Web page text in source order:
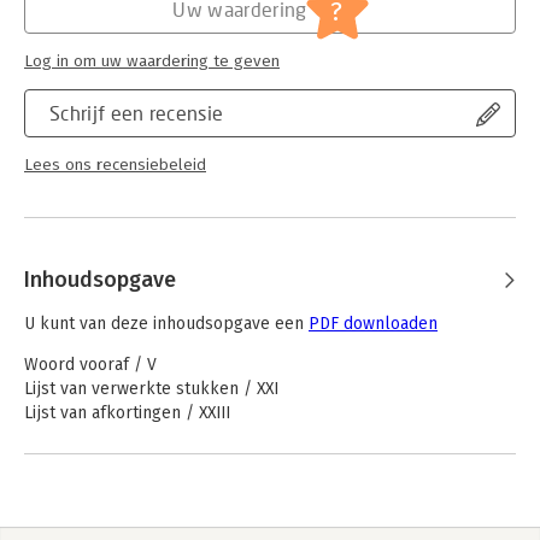
getuigen, deskundigen
Serie:
Rechtsvordering
Schrijf een recensie
Lees ons recensiebeleid
Uw waardering ?
Log in om uw waardering te geven
Inhoudsopgave
U kunt van deze inhoudsopgave een PDF downloaden
Woord vooraf / V
Lijst van verwerkte stukken / XXI
Lijst van afkortingen / XXIII
WIJZIGING VAN HET WETBOEK VAN BURGERLIJKE
BEWIJSRECHT (WET VEREENVOUDIGING EN MODERNISERING